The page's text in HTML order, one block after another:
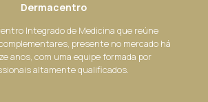
Dermacentro
Integrado de Medicina que reúne
presente no mercado há
anos, com uma equipe formada por
altamente qualificados.